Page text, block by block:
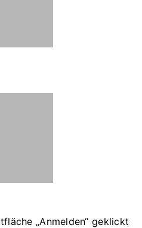
„Anmelden“ geklickt